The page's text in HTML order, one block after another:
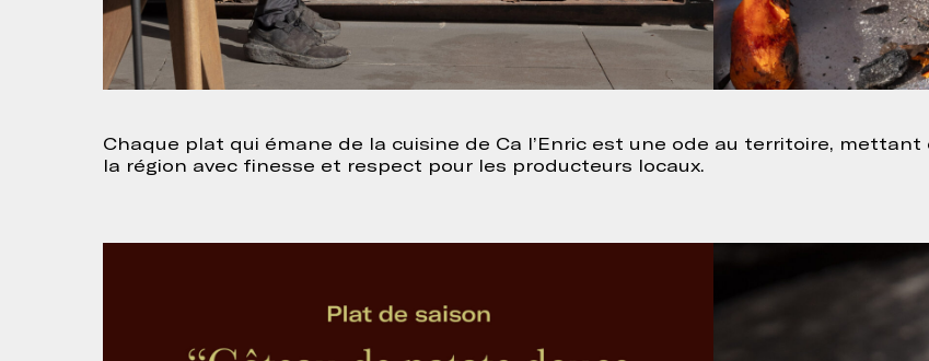
Chaque plat qui émane de la cuisine de Ca l’Enric est une ode au territoire,
la région avec finesse et respect pour les producteurs locaux.